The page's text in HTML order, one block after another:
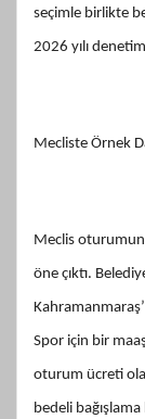
seçimle birlikte
2026 yılı
Mecliste Örnek
Meclis
öne çıktı.
Spor için bir
oturum ücreti
bedeli